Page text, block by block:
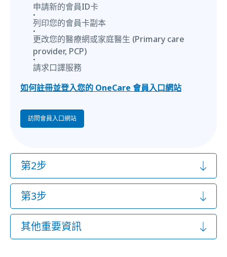
申請新的會員ID卡
列印您的會員卡副本
更改您的醫療網或家庭醫生 (Primary care
provider, PCP)
請求口譯服務
如何註冊並登入您的 OneCare 會員入口網站
訪問會員入口網站
第2步
第3步
其他重要資訊